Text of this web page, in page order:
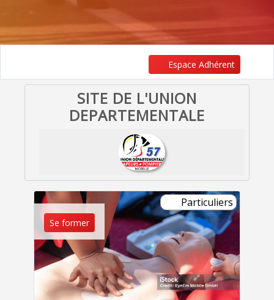
Espace Adhérent
SITE DE L'UNION
DEPARTEMENTALE
Particuliers
Se former